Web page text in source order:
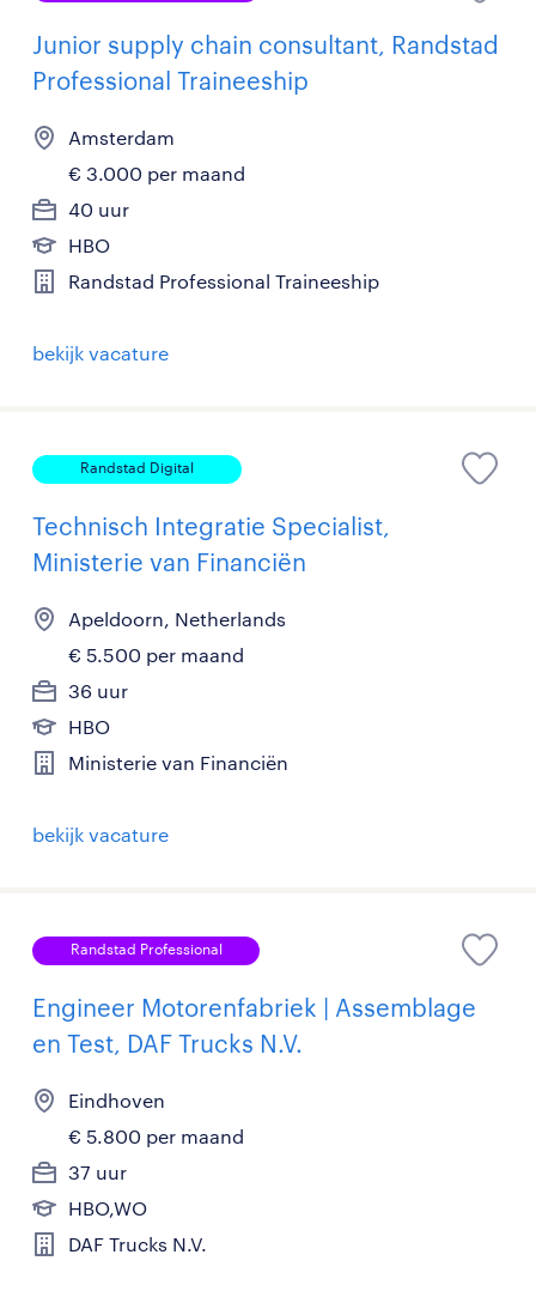
Junior supply chain consultant, Randstad
Professional Traineeship
Amsterdam
€ 3.000 per maand
40 uur
HBO
Randstad Professional Traineeship
bekijk vacature
Randstad Digital
Technisch Integratie Specialist,
Ministerie van Financiën
Apeldoorn, Netherlands
€ 5.500 per maand
36 uur
HBO
Ministerie van Financiën
bekijk vacature
Randstad Professional
Engineer Motorenfabriek | Assemblage
en Test, DAF Trucks N.V.
Eindhoven
€ 5.800 per maand
37 uur
HBO,WO
DAF Trucks N.V.